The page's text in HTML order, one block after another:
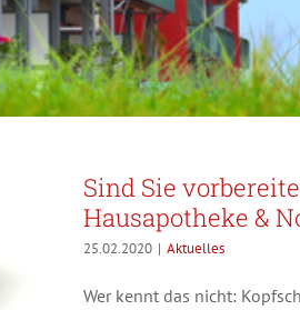
Sind Sie
Hausapotheke &
25.02.2020 | Aktuelles
Wer kennt das nicht: